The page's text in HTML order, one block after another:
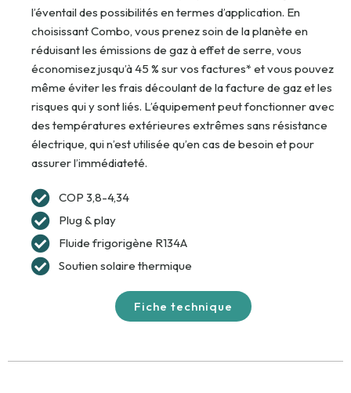
l’éventail des possibilités en termes d’application. En
choisissant Combo, vous prenez soin de la planète en
réduisant les émissions de gaz à effet de serre, vous
économisez jusqu’à 45 % sur vos factures* et vous pouvez
même éviter les frais découlant de la facture de gaz et les
risques qui y sont liés. L’équipement peut fonctionner avec
des températures extérieures extrêmes sans résistance
électrique, qui n’est utilisée qu’en cas de besoin et pour
assurer l’immédiateté.
COP 3,8-4,34
Plug & play
Fluide frigorigène R134A
Soutien solaire thermique
Fiche technique